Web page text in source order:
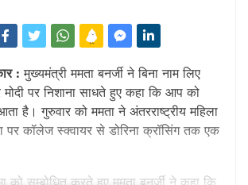
: मुख्यमंत्री ममता बनर्जी ने बिना नाम लिए
मोदी पर निशाना साधते हुए कहा कि आप को
है। गुरुवार को ममता ने अंतरराष्ट्रीय महिला
पर कॉलेज स्क्वायर से डोरिना क्रॉसिंग तक एक